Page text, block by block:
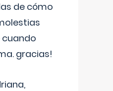
de cómo
cuando
gracias!